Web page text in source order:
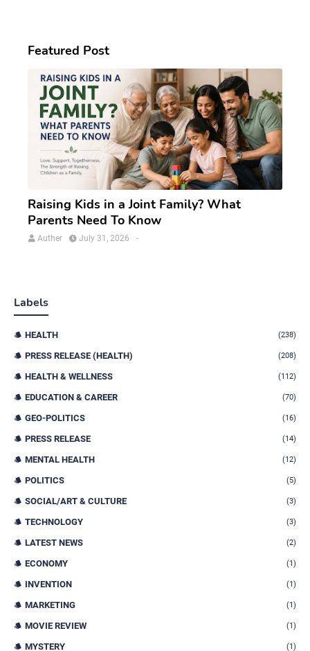
Featured Post
Raising Kids in a Joint Family? What
Parents Need To Know
Auther -
July 31, 2026
Labels
HEALTH (238)
PRESS RELEASE (HEALTH) (208)
HEALTH & WELLNESS (112)
EDUCATION & CAREER (70)
GEO-POLITICS (16)
PRESS RELEASE (14)
MENTAL HEALTH (12)
POLITICS (5)
SOCIAL/ART & CULTURE (3)
TECHNOLOGY (3)
LATEST NEWS (2)
ECONOMY (1)
INVENTION (1)
MARKETING (1)
MOVIE REVIEW (1)
MYSTERY (1)